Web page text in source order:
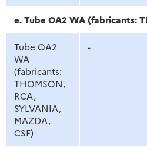
e. Tube OA2 WA (fabricants:
Tube OA2
WA
(fabricants:
THOMSON,
RCA,
SYLVANIA,
MAZDA,
CSF)
-